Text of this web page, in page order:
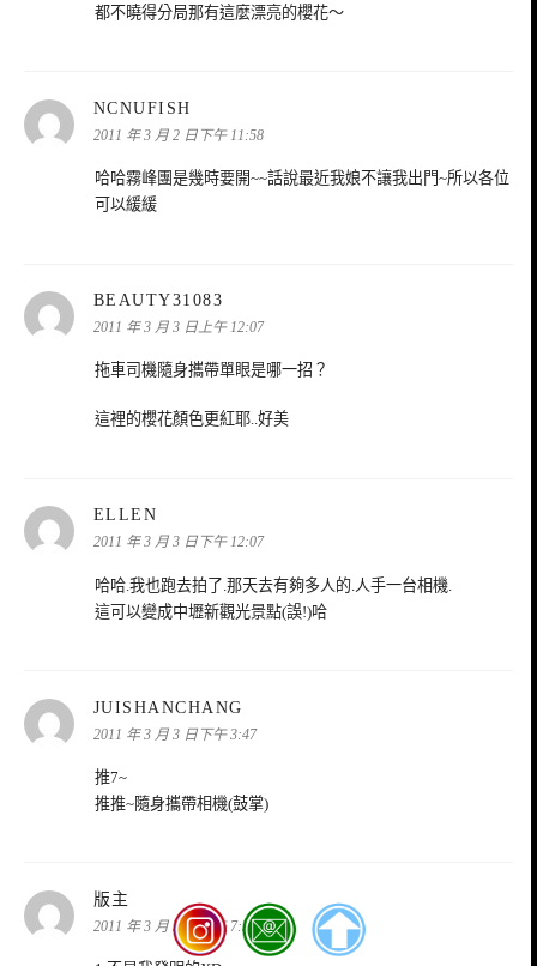
都不曉得分局那有這麼漂亮的櫻花～
NCNUFISH
示:
2011 年 3 月 2 日下午 11:58
哈哈霧峰團是幾時要開~~話說最近我娘不讓我出門~所以各位
可以緩緩
BEAUTY31083
示:
2011 年 3 月 3 日上午 12:07
拖車司機隨身攜帶單眼是哪一招？
這裡的櫻花顏色更紅耶..好美
ELLEN
示:
2011 年 3 月 3 日下午 12:07
哈哈.我也跑去拍了.那天去有夠多人的.人手一台相機.
這可以變成中壢新觀光景點(誤!)哈
JUISHANCHANG
示:
2011 年 3 月 3 日下午 3:47
推7~
推推~隨身攜帶相機(鼓掌)
版主
示:
2011 年 3 月 3 日下午 7:38